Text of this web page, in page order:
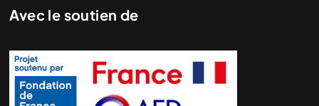
Avec le soutien de